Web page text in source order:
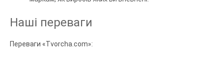
Наші переваги
Переваги «Tvorcha.com»: